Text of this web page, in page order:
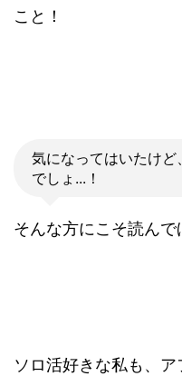
こと！
気になってはいたけど
でしょ...！
そんな方にこそ読んで
ソロ活好きな私も、